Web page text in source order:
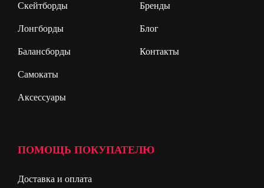
Скейтборды
Лонгборды
Балансборды
Самокаты
Аксессуары
Бренды
Блог
Контакты
ПОМОЩЬ ПОКУПАТЕЛЮ
Доставка и оплата